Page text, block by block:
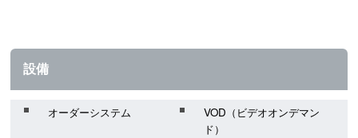
設備
オーダーシステム
VOD（ビデオオンデマン
ド）